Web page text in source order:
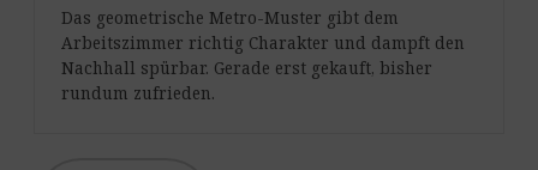
Das geometrische Metro-Muster gibt dem
Arbeitszimmer richtig Charakter und dampft den
Nachhall spürbar. Gerade erst gekauft, bisher
rundum zufrieden.